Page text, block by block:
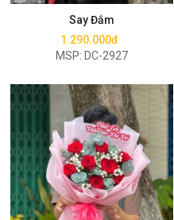
Say Đắm
1.290.000đ
MSP: DC-2927